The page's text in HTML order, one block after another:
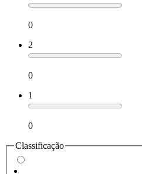
0
2
0
1
0
Classificação